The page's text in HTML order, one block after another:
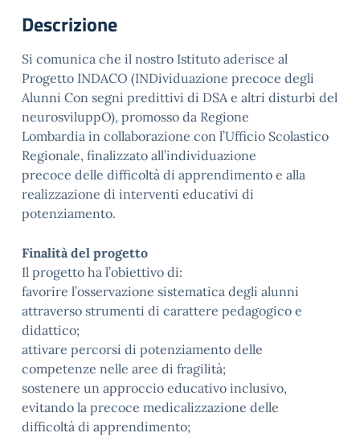
Descrizione
Si comunica che il nostro Istituto aderisce al
Progetto INDACO (INDividuazione precoce degli
Alunni Con segni predittivi di DSA e altri disturbi del
neurosviluppO), promosso da Regione
Lombardia in collaborazione con l’Ufficio Scolastico
Regionale, finalizzato all’individuazione
precoce delle difficoltà di apprendimento e alla
realizzazione di interventi educativi di
potenziamento.
Finalità del progetto
Il progetto ha l’obiettivo di:
favorire l’osservazione sistematica degli alunni
attraverso strumenti di carattere pedagogico e
didattico;
attivare percorsi di potenziamento delle
competenze nelle aree di fragilità;
sostenere un approccio educativo inclusivo,
evitando la precoce medicalizzazione delle
difficoltà di apprendimento;